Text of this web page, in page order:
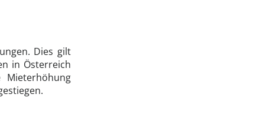
Dies gilt
in Österreich